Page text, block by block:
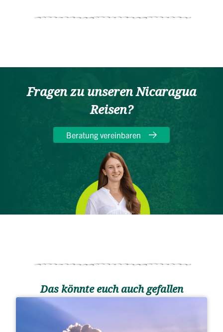
Fragen zu unseren Nicaragua
Reisen?
Beratung vereinbaren
Das könnte euch auch gefallen